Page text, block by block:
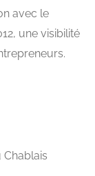
avec le
une visibilité